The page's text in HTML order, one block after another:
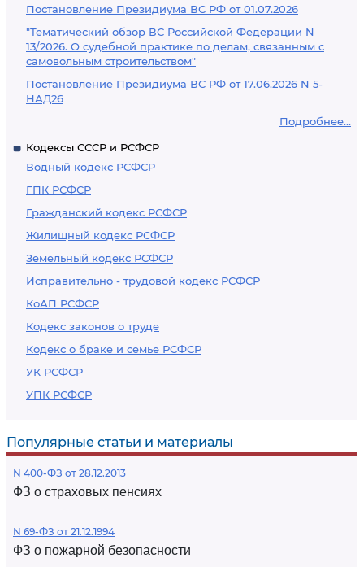
Постановление Президиума ВС РФ от 01.07.2026
"Тематический обзор ВС Российской Федерации N
13/2026. О судебной практике по делам, связанным с
самовольным строительством"
Постановление Президиума ВС РФ от 17.06.2026 N 5-
НАД26
Подробнее...
Кодексы СССР и РСФСР
Водный кодекс РСФСР
ГПК РСФСР
Гражданский кодекс РСФСР
Жилищный кодекс РСФСР
Земельный кодекс РСФСР
Исправительно - трудовой кодекс РСФСР
КоАП РСФСР
Кодекс законов о труде
Кодекс о браке и семье РСФСР
УК РСФСР
УПК РСФСР
Популярные статьи и материалы
N 400-ФЗ от 28.12.2013
ФЗ о страховых пенсиях
N 69-ФЗ от 21.12.1994
ФЗ о пожарной безопасности